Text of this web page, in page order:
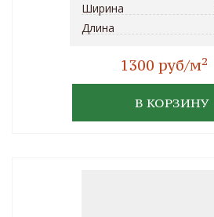
Ширина
Длина
1300 руб/м2
В КОРЗИНУ